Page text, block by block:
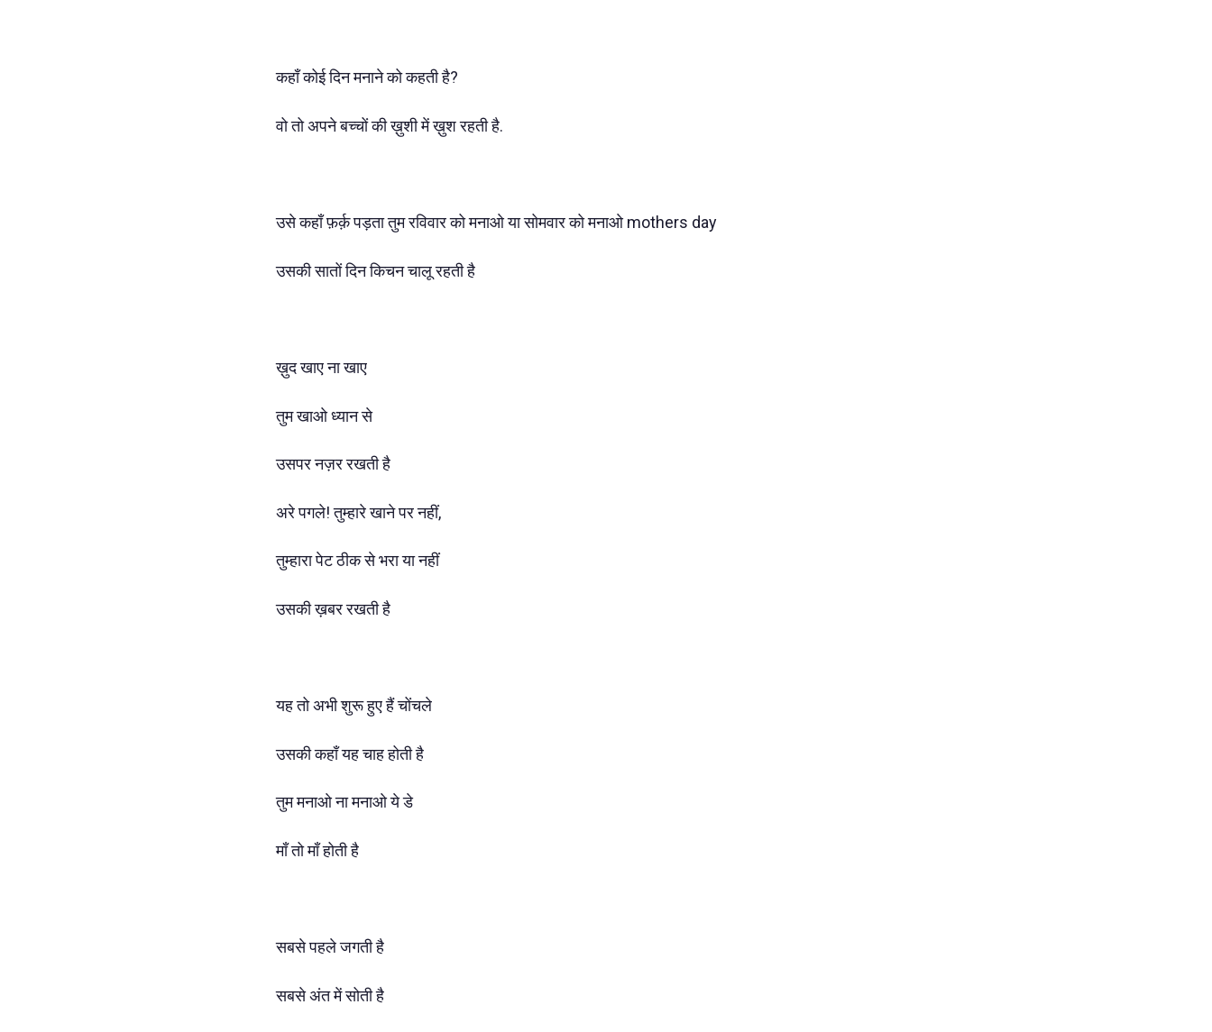
कहाँ कोई दिन मनाने को कहती है?
वो तो अपने बच्चों की ख़ुशी में ख़ुश रहती है.
उसे कहाँ फ़र्क़ पड़ता तुम रविवार को मनाओ या सोमवार को मनाओ mothers day
उसकी सातों दिन किचन चालू रहती है
ख़ुद खाए ना खाए
तुम खाओ ध्यान से
उसपर नज़र रखती है
अरे पगले! तुम्हारे खाने पर नहीं,
तुम्हारा पेट ठीक से भरा या नहीं
उसकी ख़बर रखती है
यह तो अभी शुरू हुए हैं चोंचले
उसकी कहाँ यह चाह होती है
तुम मनाओ ना मनाओ ये डे
माँ तो माँ होती है
सबसे पहले जगती है
सबसे अंत में सोती है